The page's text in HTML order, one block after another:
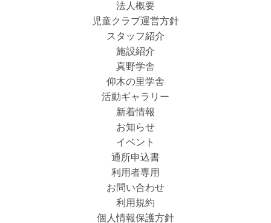
法人概要
児童クラブ運営方針
スタッフ紹介
施設紹介
真野学舎
仰木の里学舎
活動ギャラリー
新着情報
お知らせ
イベント
通所申込書
利用者専用
お問い合わせ
利用規約
個人情報保護方針